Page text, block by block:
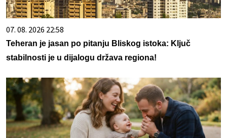
07. 08. 2026 22:58
Teheran je jasan po pitanju Bliskog istoka: Ključ
stabilnosti je u dijalogu država regiona!